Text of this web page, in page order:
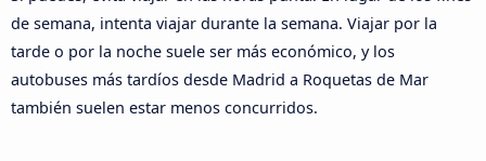
de semana, intenta viajar durante la semana. Viajar por la
tarde o por la noche suele ser más económico, y los
autobuses más tardíos desde Madrid a Roquetas de Mar
también suelen estar menos concurridos.